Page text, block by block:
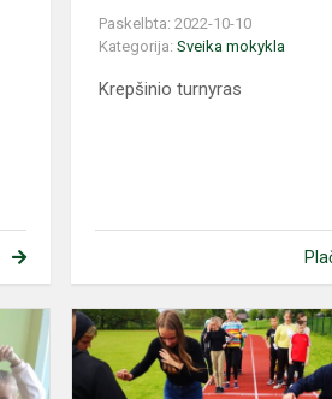
Paskelbta: 2022-10-10
Kategorija:Sveika mokykla
Krepšinio turnyras
Sveikatos
idėjų
skrynelė